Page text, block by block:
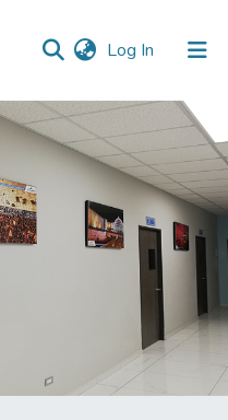
Log In (current)